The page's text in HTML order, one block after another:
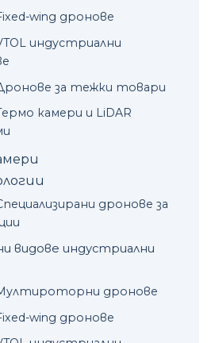
wing дронове
индустриални
за тежки товари
камери и LiDAR
дронове за
видове индустриални
дронове
wing дронове